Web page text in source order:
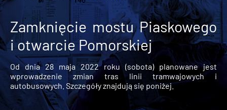
Zamknięcie mostu Piaskowego
i otwarcie Pomorskiej
Od dnia 28 maja 2022 roku (sobota) planowane jest
wprowadzenie zmian tras linii tramwajowych i
autobusowych. Szczegóły znajdują się poniżej.